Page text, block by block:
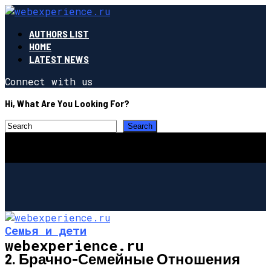
AUTHORS LIST
HOME
LATEST NEWS
Connect with us
Hi, What Are You Looking For?
webexperience.ru
Семья и дети
2. Брачно-Семейные Отношения